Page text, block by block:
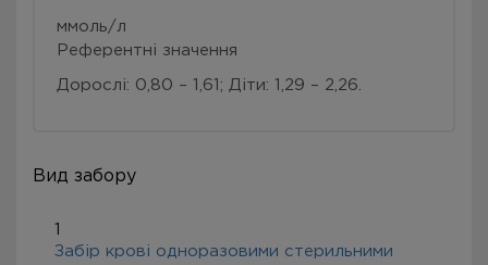
ммоль/л
Референтні значення
Дорослі: 0,80 – 1,61; Діти: 1,29 – 2,26.
Вид забору
1
Забір крові одноразовими стерильними